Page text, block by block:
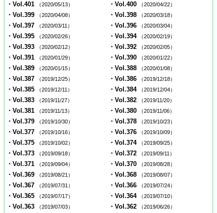
・Vol.401 （2020/05/13） ・Vol.400 （2020/04/22）
・Vol.399 （2020/04/08） ・Vol.398 （2020/03/18）
・Vol.397 （2020/03/11） ・Vol.396 （2020/03/04）
・Vol.395 （2020/02/26） ・Vol.394 （2020/02/19）
・Vol.393 （2020/02/12） ・Vol.392 （2020/02/05）
・Vol.391 （2020/01/29） ・Vol.390 （2020/01/22）
・Vol.389 （2020/01/15） ・Vol.388 （2020/01/08）
・Vol.387 （2019/12/25） ・Vol.386 （2019/12/18）
・Vol.385 （2019/12/11） ・Vol.384 （2019/12/04）
・Vol.383 （2019/11/27） ・Vol.382 （2019/11/20）
・Vol.381 （2019/11/13） ・Vol.380 （2019/11/06）
・Vol.379 （2019/10/30） ・Vol.378 （2019/10/23）
・Vol.377 （2019/10/16） ・Vol.376 （2019/10/09）
・Vol.375 （2019/10/02） ・Vol.374 （2019/09/25）
・Vol.373 （2019/09/18） ・Vol.372 （2019/09/11）
・Vol.371 （2019/09/04） ・Vol.370 （2019/08/28）
・Vol.369 （2019/08/21） ・Vol.368 （2019/08/07）
・Vol.367 （2019/07/31） ・Vol.366 （2019/07/24）
・Vol.365 （2019/07/17） ・Vol.364 （2019/07/10）
・Vol.363 （2019/07/03） ・Vol.362 （2019/06/26）